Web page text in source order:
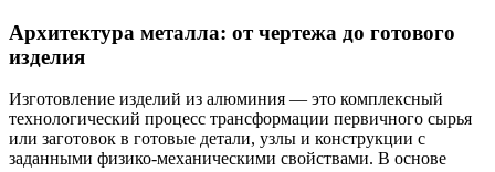
Архитектура металла: от чертежа до готового
изделия
Изготовление изделий из алюминия — это комплексный
технологический процесс трансформации первичного сырья
или заготовок в готовые детали, узлы и конструкции с
заданными физико-механическими свойствами. В основе